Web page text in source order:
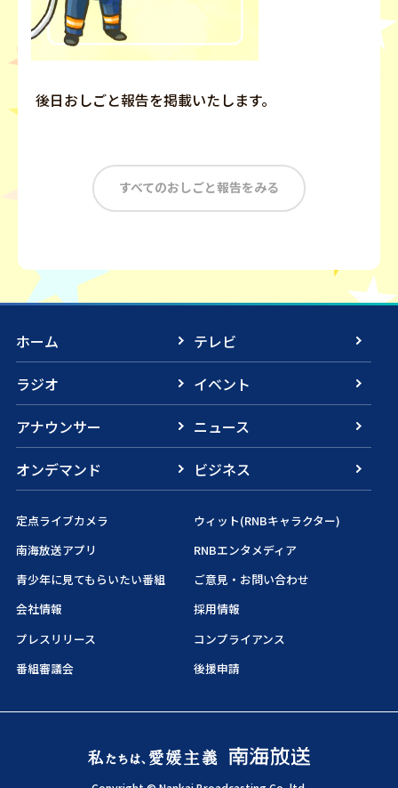
後日おしごと報告を掲載いたします。
すべてのおしごと報告をみる
ホーム
テレビ
ラジオ
イベント
アナウンサー
ニュース
オンデマンド
ビジネス
定点ライブカメラ
ウィット(RNBキャラクター)
南海放送アプリ
RNBエンタメディア
青少年に見てもらいたい番組
ご意見・お問い合わせ
会社情報
採用情報
プレスリリース
コンプライアンス
番組審議会
後援申請